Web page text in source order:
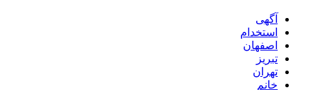
آگهی
استخدام
اصفهان
تبریز
تهران
خانم